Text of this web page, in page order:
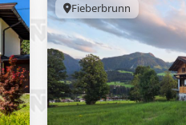
Fieberbrunn